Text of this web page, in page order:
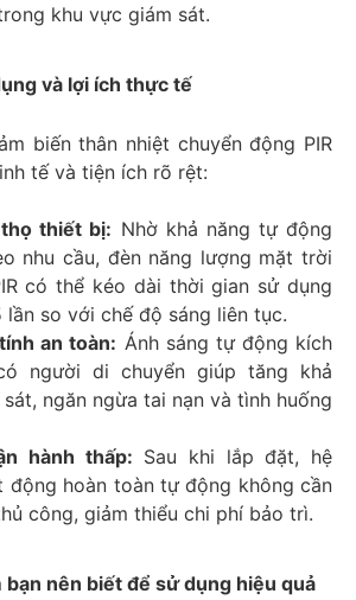
khu vực giám sát.
và lợi ích thực tế
biến thân nhiệt chuyển động PIR
tế và tiện ích rõ rệt:
thiết bị: Nhờ khả năng tự động
nhu cầu, đèn năng lượng mặt trời
có thể kéo dài thời gian sử dụng
lần so với chế độ sáng liên tục.
an toàn: Ánh sáng tự động kích
người di chuyển giúp tăng khả
sát, ngăn ngừa tai nạn và tình huống
hành thấp: Sau khi lắp đặt, hệ
động hoàn toàn tự động không cần
công, giảm thiểu chi phí bảo trì.
nên biết để sử dụng hiệu quả